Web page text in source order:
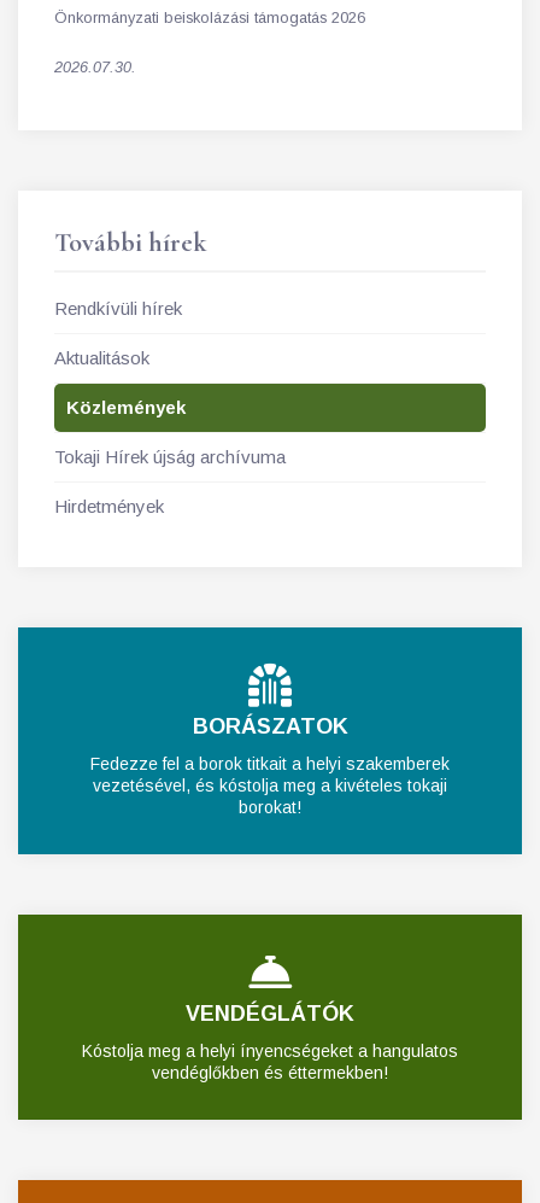
Önkormányzati beiskolázási támogatás 2026
2026.07.30.
További hírek
Rendkívüli hírek
Aktualitások
Közlemények
Tokaji Hírek újság archívuma
Hirdetmények
BORÁSZATOK
Fedezze fel a borok titkait a helyi szakemberek
vezetésével, és kóstolja meg a kivételes tokaji
borokat!
VENDÉGLÁTÓK
Kóstolja meg a helyi ínyencségeket a hangulatos
vendéglőkben és éttermekben!